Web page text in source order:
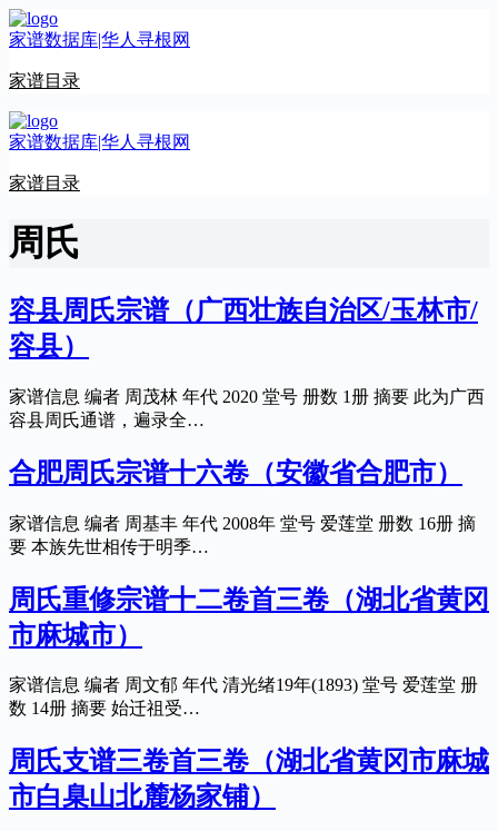
跳
至
容
家谱数据库|华人寻根网
家谱目录
家谱数据库|华人寻根网
家谱目录
周氏
容县周氏宗谱（广西壮族自治区/玉林市/
容县）
家谱信息 编者 周茂林 年代 2020 堂号 册数 1册 摘要 此为广西
容县周氏通谱，遍录全…
合肥周氏宗谱十六卷（安徽省合肥市）
家谱信息 编者 周基丰 年代 2008年 堂号 爱莲堂 册数 16册 摘
要 本族先世相传于明季…
周氏重修宗谱十二卷首三卷（湖北省黄冈
市麻城市）
家谱信息 编者 周文郁 年代 清光绪19年(1893) 堂号 爱莲堂 册
数 14册 摘要 始迁祖受…
周氏支谱三卷首三卷（湖北省黄冈市麻城
市白臬山北麓杨家铺）